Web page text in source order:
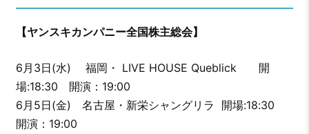
【ヤンスキカンパニー全国株主総会】
6月3日(水) 福岡・ LIVE HOUSE Queblick 開
場:18:30 開演：19:00
6月5日(金) 名古屋・新栄シャングリラ 開場:18:30
開演：19:00